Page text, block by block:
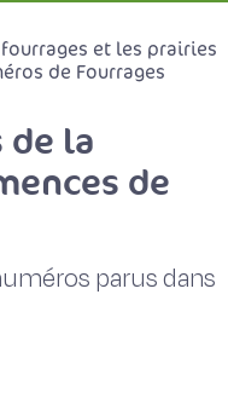
et les prairies
de Fourrages
de la
de
parus dans